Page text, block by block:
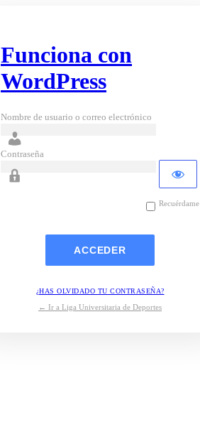
Funciona con
WordPress
Nombre de usuario o correo electrónico
Contraseña
Recuérdame
¿HAS OLVIDADO TU CONTRASEÑA?
← Ir a Liga Universitaria de Deportes